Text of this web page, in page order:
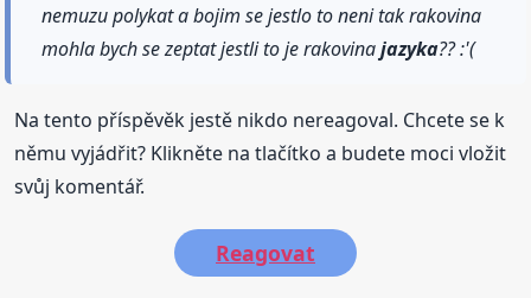
nemuzu polykat a bojim se jestlo to neni tak rakovina
mohla bych se zeptat jestli to je rakovinajazyka?? :'(
Na tento příspěvěk jestě nikdo nereagoval. Chcete se k
němu vyjádřit? Klikněte na tlačítko a budete moci vložit
svůj komentář.
Reagovat